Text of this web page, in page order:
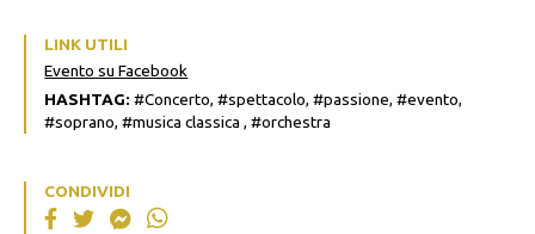
LINK UTILI
Evento su Facebook
HASHTAG: #Concerto, #spettacolo, #passione, #evento,
#soprano, #musica classica , #orchestra
CONDIVIDI